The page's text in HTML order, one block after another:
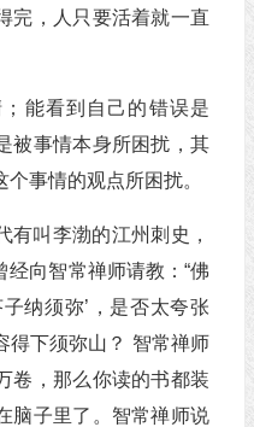
完，人只要活着就一直
能看到自己的错误是
被事情本身所困扰，其
事情的观点所困扰。
有叫李渤的江州刺史，
经向智常禅师请教：“佛
纳须弥’，是否太夸张
得下须弥山？ 智常禅师
卷，那么你读的书都装
脑子里了。智常禅师说